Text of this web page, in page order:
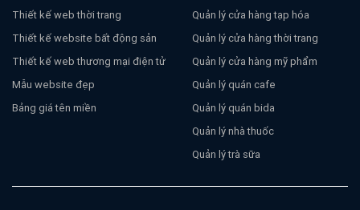
Thiết kế web thời trang
Thiết kế website bất động sản
Thiết kế web thương mại điện tử
Mẫu website đẹp
Bảng giá tên miền
Quản lý cửa hàng tạp hóa
Quản lý cửa hàng thời trang
Quản lý cửa hàng mỹ phẩm
Quản lý quán cafe
Quản lý quán bida
Quản lý nhà thuốc
Quản lý trà sữa